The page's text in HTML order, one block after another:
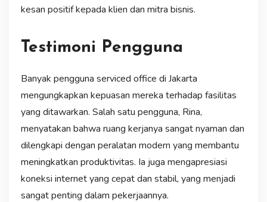
kesan positif kepada klien dan mitra bisnis.
Testimoni Pengguna
Banyak pengguna serviced office di Jakarta
mengungkapkan kepuasan mereka terhadap fasilitas
yang ditawarkan. Salah satu pengguna, Rina,
menyatakan bahwa ruang kerjanya sangat nyaman dan
dilengkapi dengan peralatan modern yang membantu
meningkatkan produktivitas. Ia juga mengapresiasi
koneksi internet yang cepat dan stabil, yang menjadi
sangat penting dalam pekerjaannya.